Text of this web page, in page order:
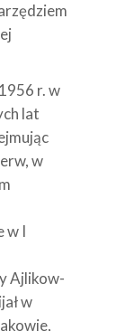
r. w
lat
w
w I
Ajlikow-
w